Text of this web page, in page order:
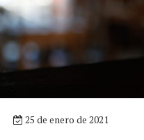
25 de enero de 2021